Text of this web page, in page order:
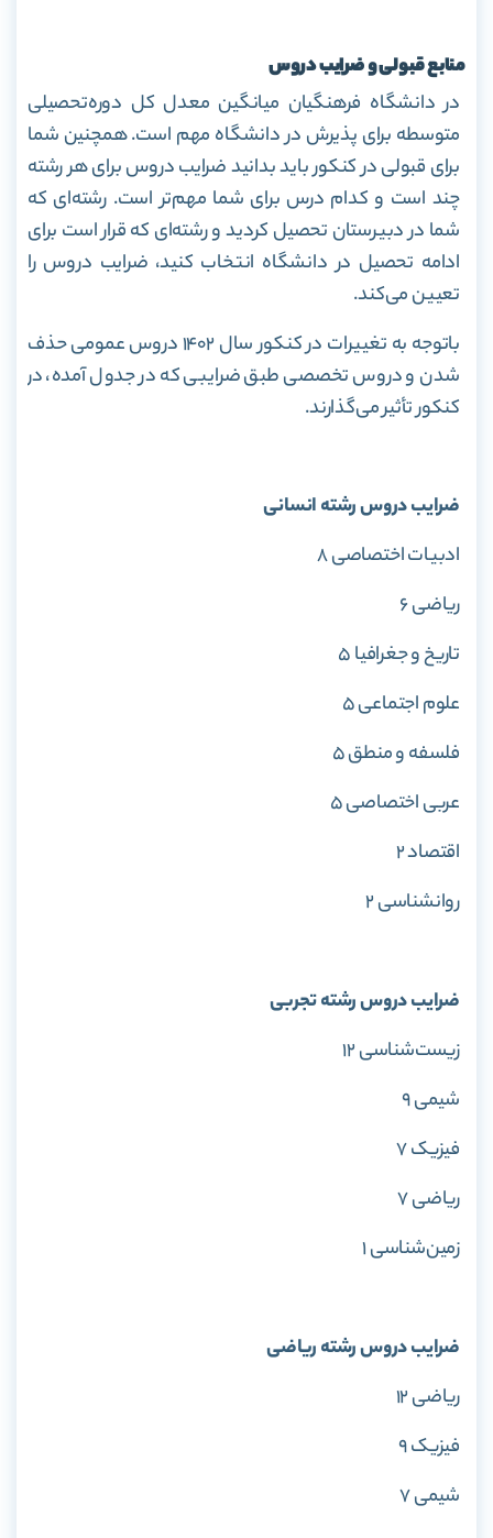
منابع قبولی و ضرایب دروس
در دانشگاه فرهنگیان میانگین معدل کل دوره‌تحصیلی
متوسطه برای پذیرش در دانشگاه مهم است. همچنین شما
برای قبولی در کنکور باید بدانید ضرایب دروس برای هر رشته
چند است و کدام درس برای شما مهم‌تر است. رشته‌ای که
شما در دبیرستان تحصیل کردید و رشته‌ای که قرار است برای
ادامه تحصیل در دانشگاه انتخاب کنید، ضرایب دروس را
تعیین می‌کند.
باتوجه به تغییرات در کنکور سال ۱۴۰۲ دروس عمومی حذف
شدن و دروس تخصصی طبق ضرایبی که در جدول آمده، در
کنکور تأثیر می‌گذارند.
ضرایب دروس رشته انسانی
ادبیات اختصاصی ۸
ریاضی ۶
تاریخ و جغرافیا ۵
علوم اجتماعی ۵
فلسفه و منطق ۵
عربی اختصاصی ۵
اقتصاد ۲
روانشناسی ۲
ضرایب دروس رشته تجربی
زیست‌شناسی ۱۲
شیمی ۹
فیزیک ۷
ریاضی ۷
زمین‌شناسی ۱
ضرایب دروس رشته ریاضی
ریاضی ۱۲
فیزیک ۹
شیمی ۷